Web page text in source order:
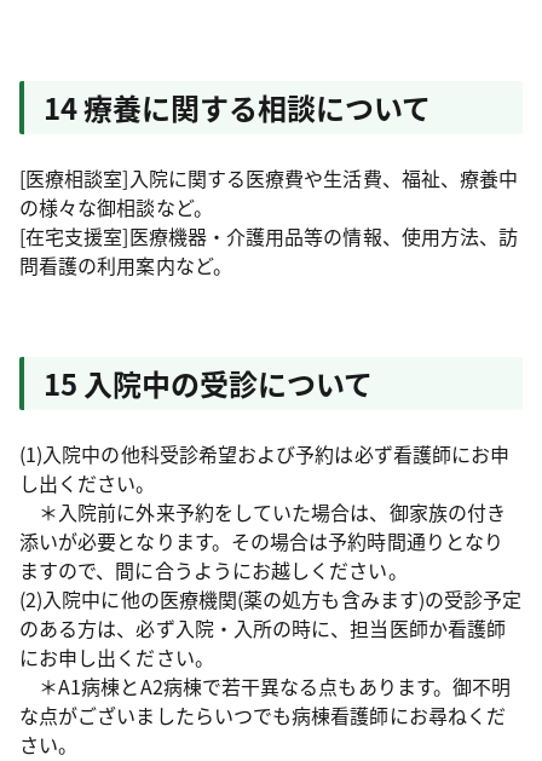
14 療養に関する相談について
[医療相談室]入院に関する医療費や生活費、福祉、療養中
の様々な御相談など。
[在宅支援室]医療機器・介護用品等の情報、使用方法、訪
問看護の利用案内など。
15 入院中の受診について
(1)入院中の他科受診希望および予約は必ず看護師にお申
し出ください。
＊入院前に外来予約をしていた場合は、御家族の付き
添いが必要となります。その場合は予約時間通りとなり
ますので、間に合うようにお越しください。
(2)入院中に他の医療機関(薬の処方も含みます)の受診予定
のある方は、必ず入院・入所の時に、担当医師か看護師
にお申し出ください。
＊A1病棟とA2病棟で若干異なる点もあります。御不明
な点がございましたらいつでも病棟看護師にお尋ねくだ
さい。